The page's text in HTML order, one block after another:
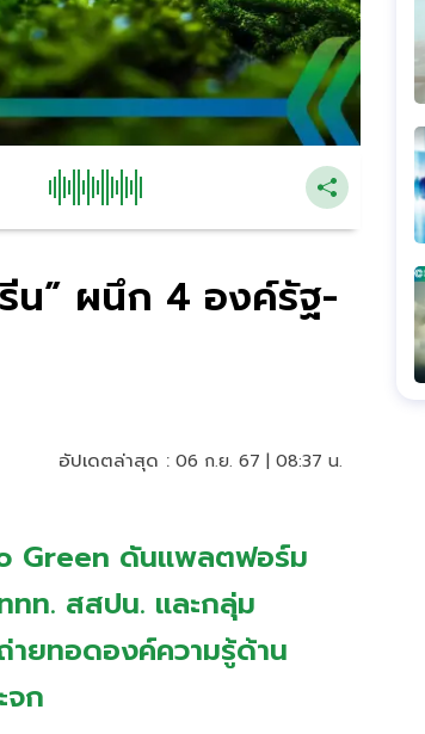
น” ผนึก 4 องค์รัฐ-
อัปเดตล่าสุด : 06 ก.ย. 67 | 08:37 น.
Green ดันแพลตฟอร์ม
ทท. สสปน. และกลุ่ม
ายทอดองค์ความรู้ด้าน
จก